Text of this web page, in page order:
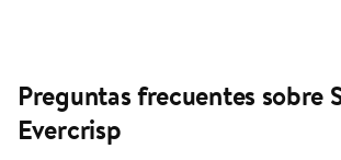
Preguntas frecuentes sobre
Evercrisp